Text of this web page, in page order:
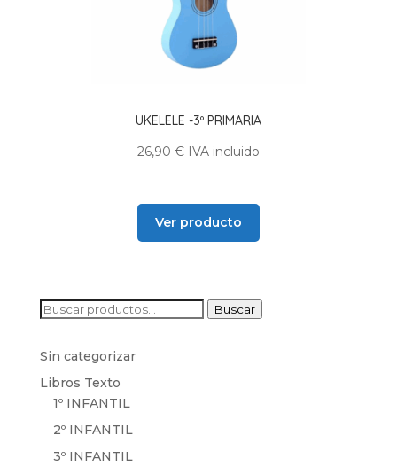
UKELELE -3º PRIMARIA
26,90 € IVA incluido
Ver producto
Buscar
Buscar
Sin categorizar
Libros Texto
1º INFANTIL
2º INFANTIL
3º INFANTIL